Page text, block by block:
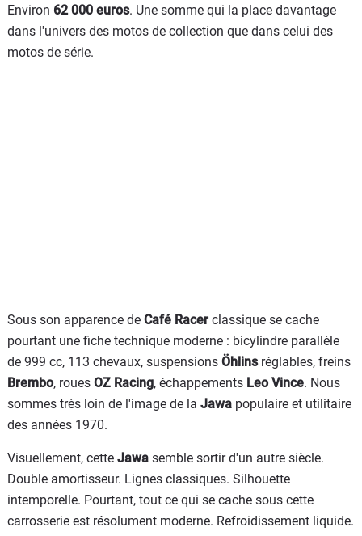
Environ 62 000 euros. Une somme qui la place davantage
dans l'univers des motos de collection que dans celui des
motos de série.
Sous son apparence de Café Racer classique se cache
pourtant une fiche technique moderne : bicylindre parallèle
de 999 cc, 113 chevaux, suspensions Öhlinsréglables, freins
Brembo, roues OZ Racing, échappements Leo Vince. Nous
sommes très loin de l'image de la Jawa populaire et utilitaire
des années 1970.
Visuellement, cette Jawa semble sortir d'un autre siècle.
Double amortisseur. Lignes classiques. Silhouette
intemporelle. Pourtant, tout ce qui se cache sous cette
carrosserie est résolument moderne. Refroidissement liquide.